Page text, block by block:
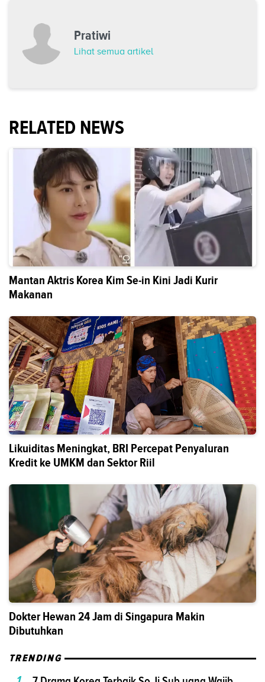
Pratiwi
Lihat semua artikel
RELATED NEWS
Mantan Aktris Korea Kim Se-in Kini Jadi Kurir
Makanan
Likuiditas Meningkat, BRI Percepat Penyaluran
Kredit ke UMKM dan Sektor Riil
Dokter Hewan 24 Jam di Singapura Makin
Dibutuhkan
TRENDING